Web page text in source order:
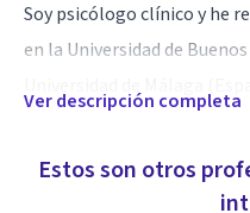
Soy psicólogo clínico y he
en la Universidad de
orientaciones.
Ver descripción completa
Estos son otros